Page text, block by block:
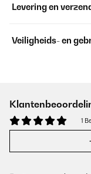
Levering en
Veiligheids- en
1